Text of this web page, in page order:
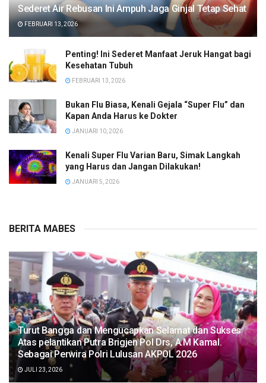
Sederet Air Rebusan Ini Ampuh Jaga Ginjal Tetap Sehat
FEBRUARI 13, 2026
Penting! Ini Sederet Manfaat Jeruk Hangat bagi
Kesehatan Tubuh
FEBRUARI 13, 2026
Bukan Flu Biasa, Kenali Gejala “Super Flu” dan
Kapan Anda Harus ke Dokter
JANUARI 10, 2026
Kenali Super Flu Varian Baru, Simak Langkah
yang Harus dan Jangan Dilakukan!
JANUARI 5, 2026
BERITA MABES
Turut Bangga dan Mengucapkan Selamat dan Sukses
Atas pelantikan Putra Brigjen Pol Drs, A.M Kamal.
Sebagai Perwira Polri Lulusan AKPOL 2026
JULI 23, 2026